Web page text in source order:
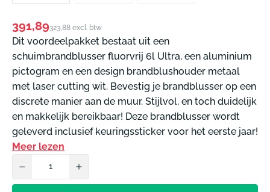
Normale
prijs
391,89323,88 excl. btw
Dit voordeelpakket bestaat uit een
schuimbrandblusser fluorvrij 6l Ultra, een aluminium
pictogram en een design brandblushouder metaal
met laser cutting wit. Bevestig je brandblusser op een
discrete manier aan de muur. Stijlvol, en toch duidelijk
en makkelijk bereikbaar! Deze brandblusser wordt
geleverd inclusief keuringssticker voor het eerste jaar!
Meer lezen